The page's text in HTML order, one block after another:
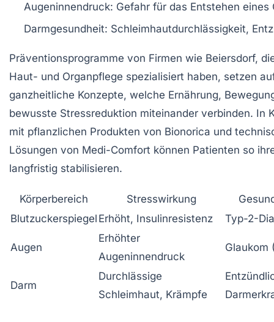
Augeninnendruck: Gefahr für das Entstehen eines
Darmgesundheit: Schleimhautdurchlässigkeit,
Präventionsprogramme von Firmen wie Beiersdorf,
Haut- und Organpflege spezialisiert haben, setzen
ganzheitliche Konzepte, welche Ernährung,
bewusste Stressreduktion miteinander verbinden. In
mit pflanzlichen Produkten von Bionorica und
Lösungen von Medi-Comfort können Patienten so
langfristig stabilisieren.
Körperbereich Stresswirkung
Blutzuckerspiegel Erhöht, Insulinresistenz Typ-2-
Augen
Erhöhter
Augeninnendruck
Glaukom
Darm
Durchlässige
Schleimhaut, Krämpfe